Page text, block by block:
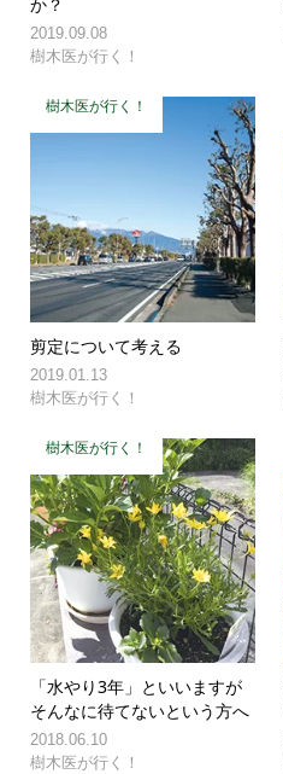
2019.09.08
樹木医が行く！
樹木医が行く！
剪定について考える
2019.01.13
樹木医が行く！
樹木医が行く！
「水やり3年」といいますが
そんなに待てないという方へ
2018.06.10
樹木医が行く！